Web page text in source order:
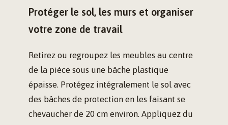
Protéger le sol, les murs et organiser
votre zone de travail
Retirez ou regroupez les meubles au centre
de la pièce sous une bâche plastique
épaisse. Protégez intégralement le sol avec
des bâches de protection en les faisant se
chevaucher de 20 cm environ. Appliquez du